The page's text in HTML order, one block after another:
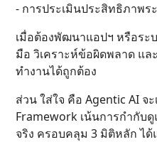
- การประเมินประสิทธิภาพร
เมื่อต้องพัฒนาแอปฯ หรือระ
มือ วิเคราะห์ข้อผิดพลาด แล
ทำงานได้ถูกต้อง
ส่วน ใส่ใจ คือ Agentic AI จ
Framework เน้นการกำกับ
จริง ครอบคลุม 3 มิติหลัก ได้